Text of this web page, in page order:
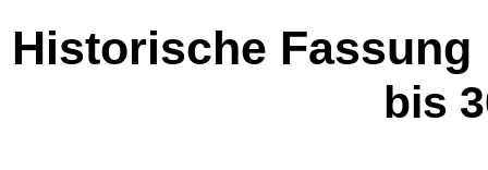
Historische Fassung
bis